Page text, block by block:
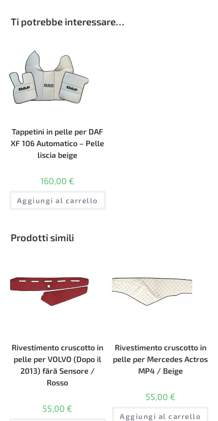
Ti potrebbe interessare…
Tappetini in pelle per DAF
XF 106 Automatico – Pelle
liscia beige
160,00 €
Aggiungi al carrello
Prodotti simili
Rivestimento cruscotto in
pelle per VOLVO (Dopo il
2013) fără Sensore /
Rosso
55,00 €
Rivestimento cruscotto in
pelle per Mercedes Actros
MP4 / Beige
55,00 €
Aggiungi al carrello